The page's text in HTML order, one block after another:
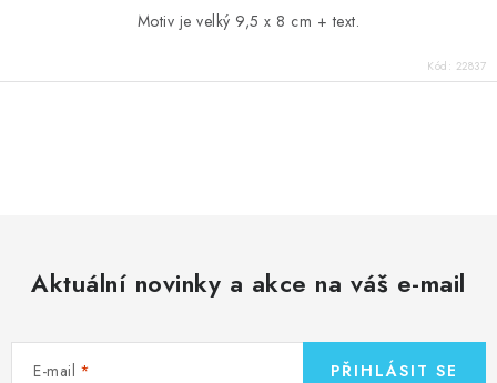
Motiv je velký 9,5 x 8 cm + text.
Kód: 22837
í
Aktuální novinky a akce na váš e-mail
E-mail PŘIHLÁSIT SE